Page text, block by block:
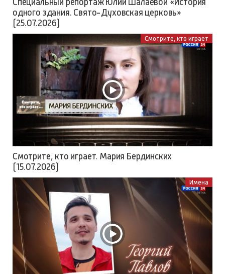
одного здания. Свято-Духовская церковь»
(25.07.2026)
Смотрите, кто играет
Смотрите, кто играет. Мария Бердинских
(15.07.2026)
Имена